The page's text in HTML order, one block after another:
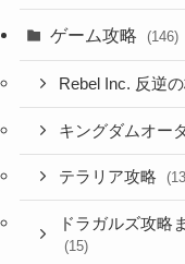
ゲーム攻略 (146)
Rebel Inc. 反逆
キングダムオー
テラリア攻略
ドラガルズ攻略
(15)